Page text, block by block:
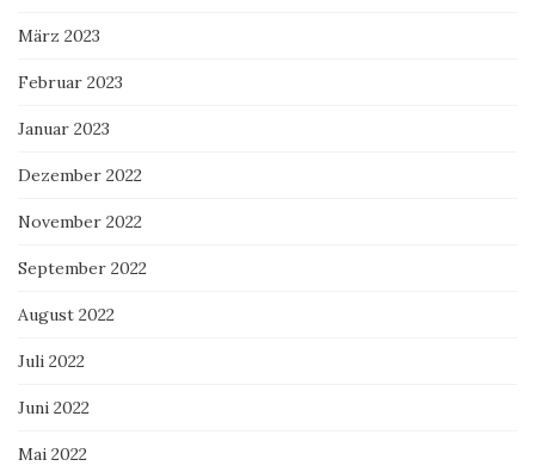
März 2023
Februar 2023
Januar 2023
Dezember 2022
November 2022
September 2022
August 2022
Juli 2022
Juni 2022
Mai 2022